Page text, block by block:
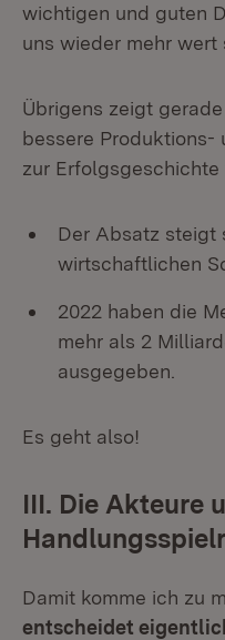
wichtigen und guten
uns wieder mehr wert
Übrigens zeigt
bessere Produktions-
zur Erfolgsgeschichte
Der Absatz steigt
wirtschaftlichen
2022 haben die
mehr als 2
ausgegeben.
Es geht also!
III. Die Akteure
Damit komme ich zu
entscheidet